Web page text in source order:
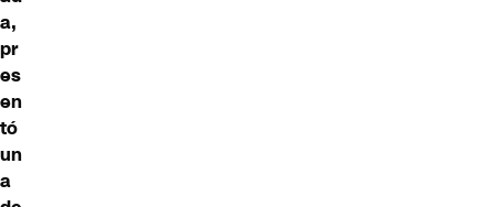
a,
pr
es
en
tó
un
a